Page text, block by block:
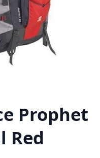
Prophet
Red